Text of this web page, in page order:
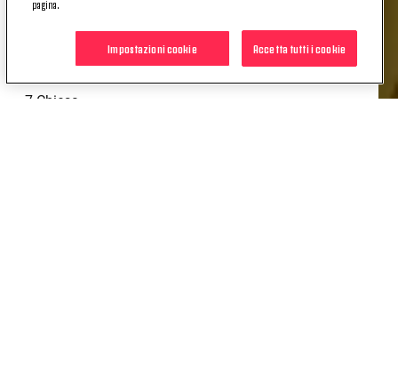
5 Locatelli
6 Danilo
7 Chiesa
pagina.
Accetta tutti i cookie
Impostazioni cookie